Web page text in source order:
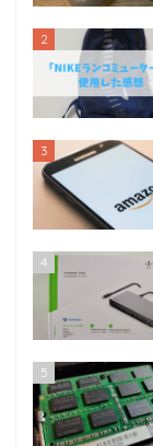
2
3
4
5